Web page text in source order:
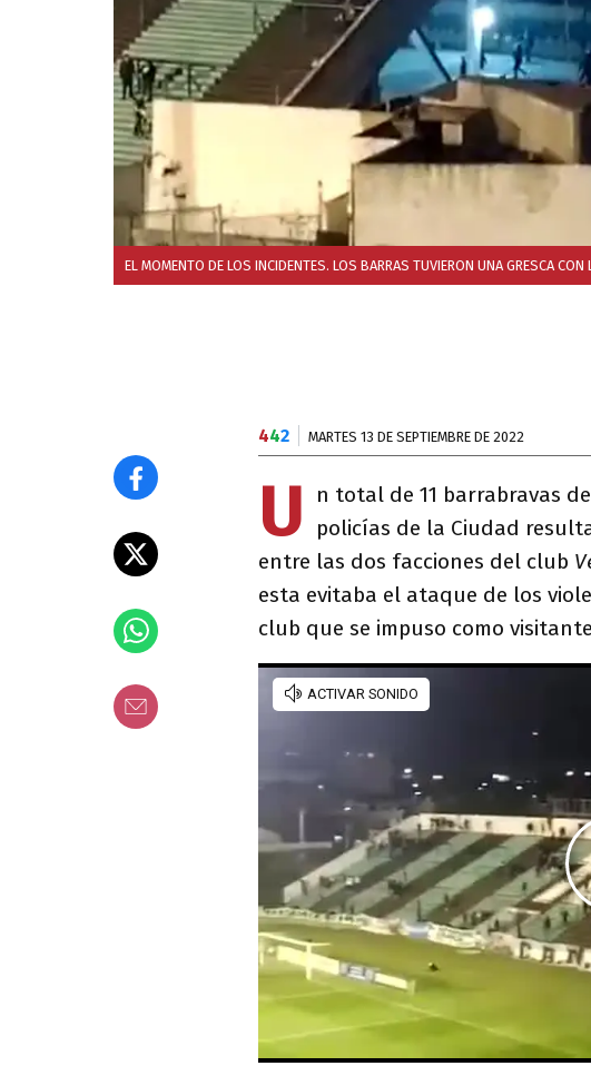
EL MOMENTO DE LOS INCIDENTES. LOS BARRAS TUVIERON UNA GRESCA CON
442 MARTES 13 DE SEPTIEMBRE DE 2022
U n total de 11 barrabravas de
policías de la Ciudad
entre las dos facciones del club
esta evitaba el ataque de los
club que se impuso como